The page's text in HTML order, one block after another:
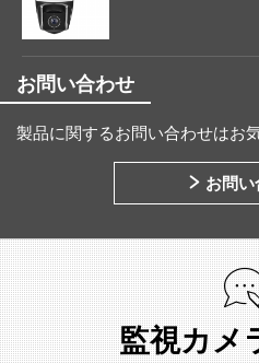
お問い合わせ
製品に関するお問い合わせはお
お問
監視カメ